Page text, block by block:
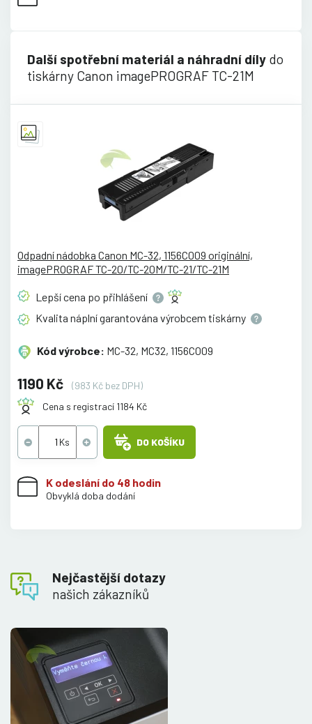
Další spotřební materiál a náhradní díly do
tiskárny Canon imagePROGRAF TC-21M
Odpadní nádobka Canon MC-32, 1156C009 originální,
imagePROGRAF TC-20/TC-20M/TC-21/TC-21M
Lepší cena po přihlášení
Kvalita náplní garantována výrobcem tiskárny
Kód výrobce: MC-32, MC32, 1156C009
1190 Kč
(983 Kč bez DPH)
Cena s registrací 1184 Kč
DO KOŠÍKU
K odeslání do 48 hodin
Obvyklá doba dodání
Nejčastější dotazy
našich zákazníků